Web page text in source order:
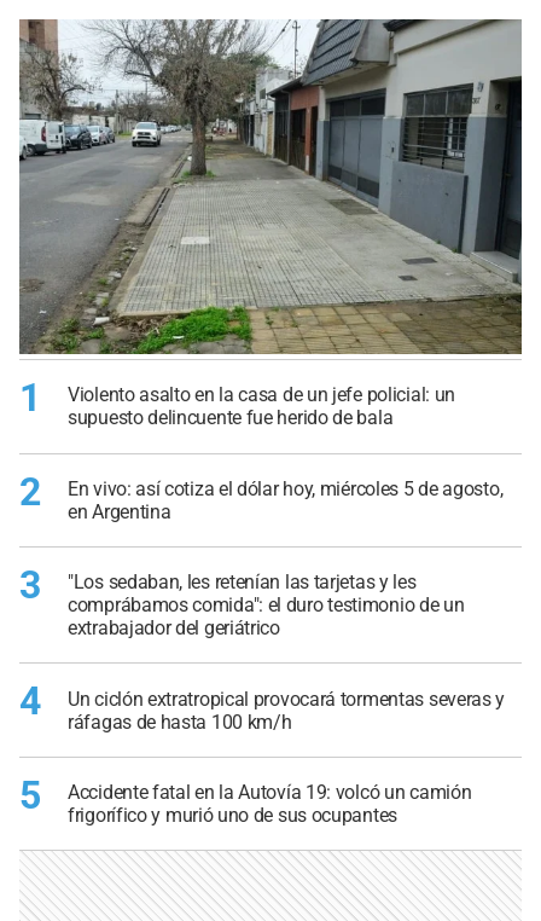
1
Violento asalto en la casa de un jefe policial: un
supuesto delincuente fue herido de bala
2
En vivo: así cotiza el dólar hoy, miércoles 5 de agosto,
en Argentina
3
"Los sedaban, les retenían las tarjetas y les
comprábamos comida": el duro testimonio de un
extrabajador del geriátrico
4
Un ciclón extratropical provocará tormentas severas y
ráfagas de hasta 100 km/h
5
Accidente fatal en la Autovía 19: volcó un camión
frigorífico y murió uno de sus ocupantes